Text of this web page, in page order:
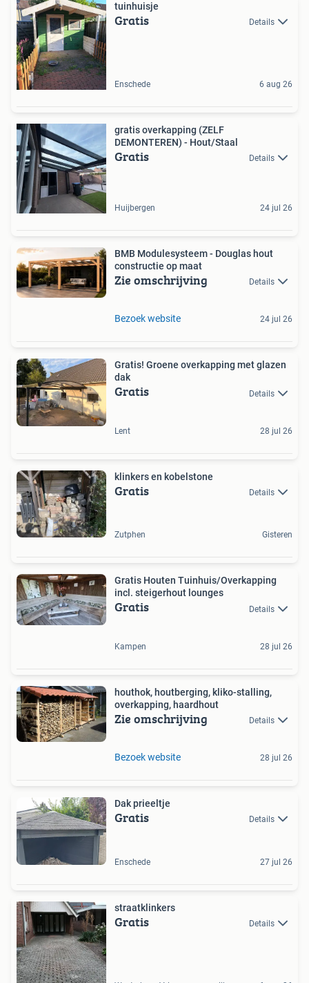
tuinhuisje
Gratis Details
Enschede 6 aug 26
gratis overkapping (ZELF
DEMONTEREN) - Hout/Staal
Gratis Details
Huijbergen 24 jul 26
BMB Modulesysteem - Douglas hout
constructie op maat
Zie omschrijving Details
Bezoek website 24 jul 26
Gratis! Groene overkapping met glazen
dak
Gratis Details
Lent 28 jul 26
klinkers en kobelstone
Gratis Details
Zutphen Gisteren
Gratis Houten Tuinhuis/Overkapping
incl. steigerhout lounges
Gratis Details
Kampen 28 jul 26
houthok, houtberging, kliko-stalling,
overkapping, haardhout
Zie omschrijving Details
Bezoek website 28 jul 26
Dak prieeltje
Gratis Details
Enschede 27 jul 26
straatklinkers
Gratis Details